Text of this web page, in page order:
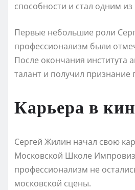
способности и стал одним из
Первые небольшие роли
профессионализм были
После окончания института
талант и получил признание
Карьера в
Сергей Жилин начал свою
Московской Школе
профессионализм не
московской сцены.